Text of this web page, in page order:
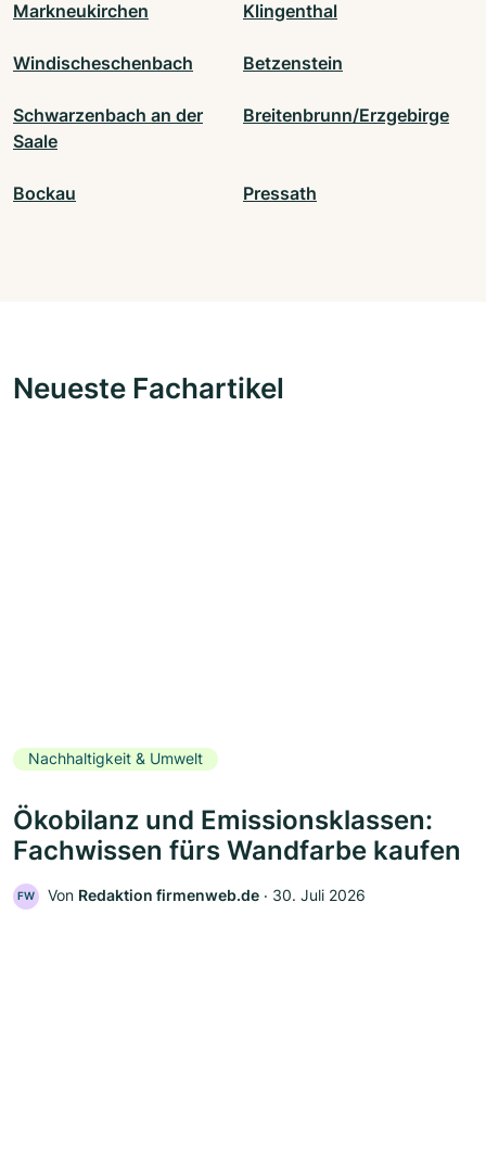
Markneukirchen Klingenthal
Windischeschenbach Betzenstein
Schwarzenbach an der
Saale
Breitenbrunn/Erzgebirge
Bockau Pressath
Neueste Fachartikel
Nachhaltigkeit & Umwelt
Ökobilanz und Emissionsklassen:
Fachwissen fürs Wandfarbe kaufen
FW Von Redaktion firmenweb.de ‧ 30. Juli 2026